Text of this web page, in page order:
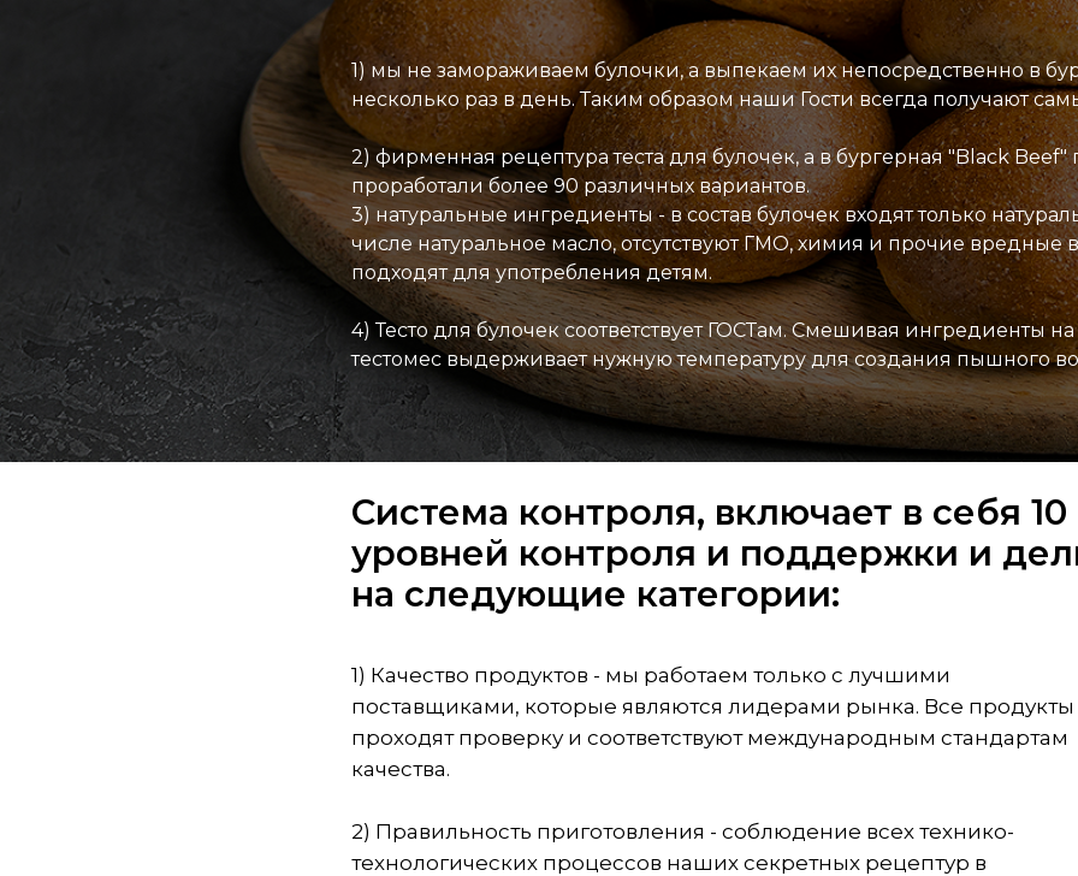
1) мы не замораживаем булочки, а выпекаем их непосредственно в
несколько раз в день. Таким образом наши Гости всегда получают
2) фирменная рецептура теста для булочек, а в бургерная "Black
проработали более 90 различных вариантов.
3) натуральные ингредиенты - в состав булочек входят только
числе натуральное масло, отсутствуют ГМО, химия и прочие вредные
подходят для употребления детям.
4) Тесто для булочек соответствует ГОСТам. Смешивая ингредиенты
тестомес выдерживает нужную температуру для создания пышного
Система контроля, включает в себя 10
уровней контроля и поддержки и
на следующие категории:
1) Качество продуктов - мы работаем только с лучшими
поставщиками, которые являются лидерами рынка. Все продукты
проходят проверку и соответствуют международным стандартам
качества.
2) Правильность приготовления - соблюдение всех технико-
технологических процессов наших секретных рецептур в